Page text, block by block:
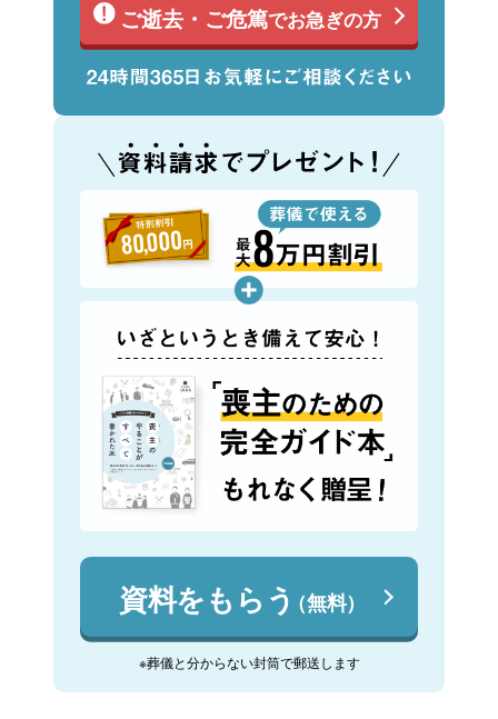
ご逝去・ご危篤でお急ぎの方
資料をもらう（無料）
※葬儀と分からない封筒で郵送します